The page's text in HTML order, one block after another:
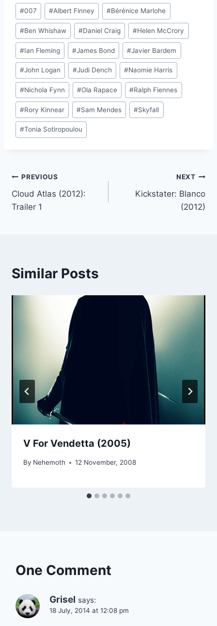
Post
Tags:
#007 #Albert Finney #Bérénice Marlohe
#Ben Whishaw #Daniel Craig #Helen McCrory
#Ian Fleming #James Bond #Javier Bardem
#John Logan #Judi Dench #Naomie Harris
#Nichola Fynn #Ola Rapace #Ralph Fiennes
#Rory Kinnear #Sam Mendes #Skyfall
#Tonia Sotiropoulou
Post
navigation
PREVIOUS
Cloud Atlas (2012):
Trailer 1
NEXT
Kickstater: Blanco
(2012)
Similar Posts
V For Vendetta (2005)
By Nehemoth 12 November, 2008
One Comment
Grisel says:
18 July, 2014 at 12:08 pm